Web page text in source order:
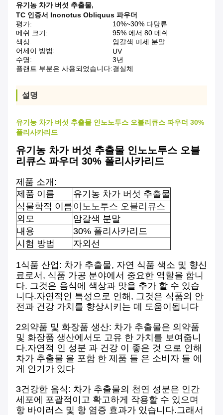
유기농 차가 버섯 추출물,
TC 인증서 Inonotus Obliquus 파우더
평가:
10%~30% 다당류
메쉬 크기:
95% 에서 80 메쉬
색상:
암갈색 미세 분말
어세이 방법:
UV
수명:
3년
플랜트 부분은 사용되었습니다:결실체
설명
유기농 차가 버섯 추출물 인노노투스 오블리큐스 파우더 30%
폴리사카리드
유기농 차가 버섯 추출물 인노노투스 오블
리큐스 파우더 30% 폴리사카리드
제품 소개:
제품 이름
유기농 차가 버섯 추출물
식물학적 이름이노노투스 오블리큐스
외모
암갈색 분말
내용
30% 폴리사카리드
시험 방법
자외선
1식품 산업: 차가 추출물, 자연 식품 색소 및 향신
료로서, 식품 가공 분야에서 중요한 역할을 합니
다. 그것은 음식에 색상과 맛을 추가 할 수 있습
니다.자연적인 특성으로 인해, 그것은 식품의 안
전과 건강 가치를 향상시키는 데 도움이됩니다
2의약품 및 화장품 생산: 차가 추출물은 의약품
및 화장품 생산에서도 고유 한 가치를 보여줍니
다.자연적 인 성분 과 건강 이 좋은 것 으로 인해
차가 추출물 을 포함 한 제품 들 은 소비자 들 에
게 인기가 있다
3건강한 음식: 차가 추출물의 천연 성분은 인간
세포에 포괄적이고 확고하게 작용할 수 있으며
항 바이러스 및 항 염증 효과가 있습니다.그래서